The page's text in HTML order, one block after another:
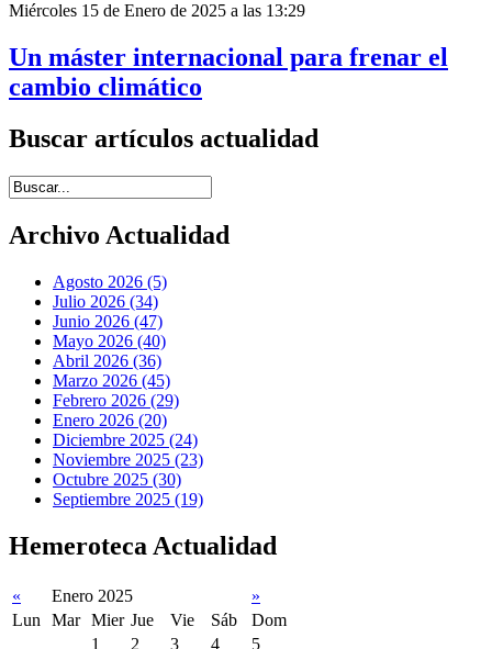
Miércoles 15 de Enero de 2025 a las 13:29
Un máster internacional para frenar el
cambio climático
Buscar artículos actualidad
Introduce términos de búsqueda
Archivo Actualidad
Agosto 2026 (5)
Julio 2026 (34)
Junio 2026 (47)
Mayo 2026 (40)
Abril 2026 (36)
Marzo 2026 (45)
Febrero 2026 (29)
Enero 2026 (20)
Diciembre 2025 (24)
Noviembre 2025 (23)
Octubre 2025 (30)
Septiembre 2025 (19)
Hemeroteca Actualidad
« Enero 2025
»
Lun
Mar Mier Jue Vie Sáb
Dom
1
2 3 4
5